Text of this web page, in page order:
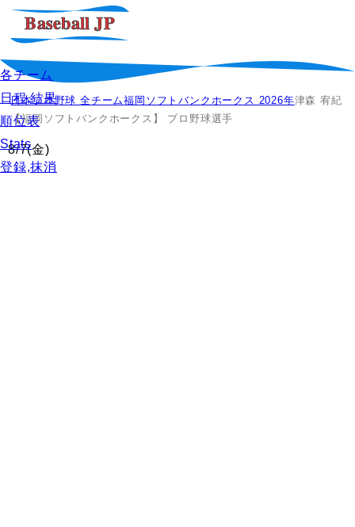
各チーム
日程,結果
順位表
Stats
登録,抹消
日本プロ野球 全チーム福岡ソフトバンクホークス 2026年津森 宥紀
【福岡ソフトバンクホークス】 プロ野球選手
8/7(金)